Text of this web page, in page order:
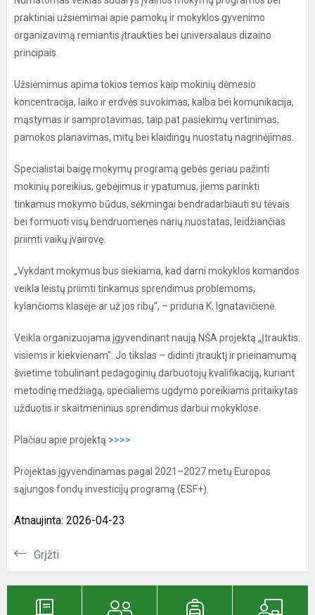
praktiniai užsiėmimai apie pamokų ir mokyklos gyvenimo
organizavimą remiantis įtraukties bei universalaus dizaino
principais.
Užsiėmimus apima tokios temos kaip mokinių dėmesio
koncentracija, laiko ir erdvės suvokimas, kalba bei komunikacija,
mąstymas ir samprotavimas, taip pat pasiekimų vertinimas,
pamokos planavimas, mitų bei klaidingų nuostatų nagrinėjimas.
Specialistai baigę mokymų programą gebės geriau pažinti
mokinių poreikius, gebėjimus ir ypatumus, jiems parinkti
tinkamus mokymo būdus, sėkmingai bendradarbiauti su tėvais
bei formuoti visų bendruomenės narių nuostatas, leidžiančias
priimti vaikų įvairovę.
„Vykdant mokymus bus siekiama, kad darni mokyklos komandos
veikla leistų priimti tinkamus sprendimus problemoms,
kylančioms klasėje ar už jos ribų“, – priduria K. Ignatavičienė.
Veikla organizuojama įgyvendinant naują NŠA projektą „Įtrauktis:
visiems ir kiekvienam“. Jo tikslas – didinti įtrauktį ir prieinamumą
švietime tobulinant pedagoginių darbuotojų kvalifikaciją, kuriant
metodinę medžiagą, specialiems ugdymo poreikiams pritaikytas
užduotis ir skaitmeninius sprendimus darbui mokyklose.
Plačiau apie projektą >>>>
Projektas įgyvendinamas pagal 2021–2027 metų Europos
sąjungos fondų investicijų programą (ESF+).
Atnaujinta: 2026-04-23
Grįžti